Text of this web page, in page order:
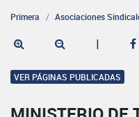
Primera Asociaciones
|
VER PÁGINAS PUBLICADAS